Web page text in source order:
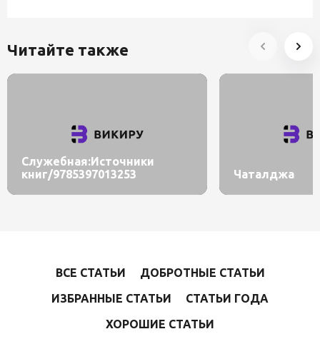
Читайте также
Служебная:Источники
книг/9785397013253
Чаталджа
ВСЕ СТАТЬИ
ДОБРОТНЫЕ СТАТЬИ
ИЗБРАННЫЕ СТАТЬИ
СТАТЬИ ГОДА
ХОРОШИЕ СТАТЬИ